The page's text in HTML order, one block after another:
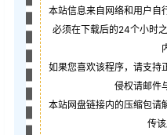
本站信息来自网络和用户自
必须在下载后的24个小时
如果您喜欢该程序，请支持
侵权请邮件
本站网盘链接内的压缩包请
传该